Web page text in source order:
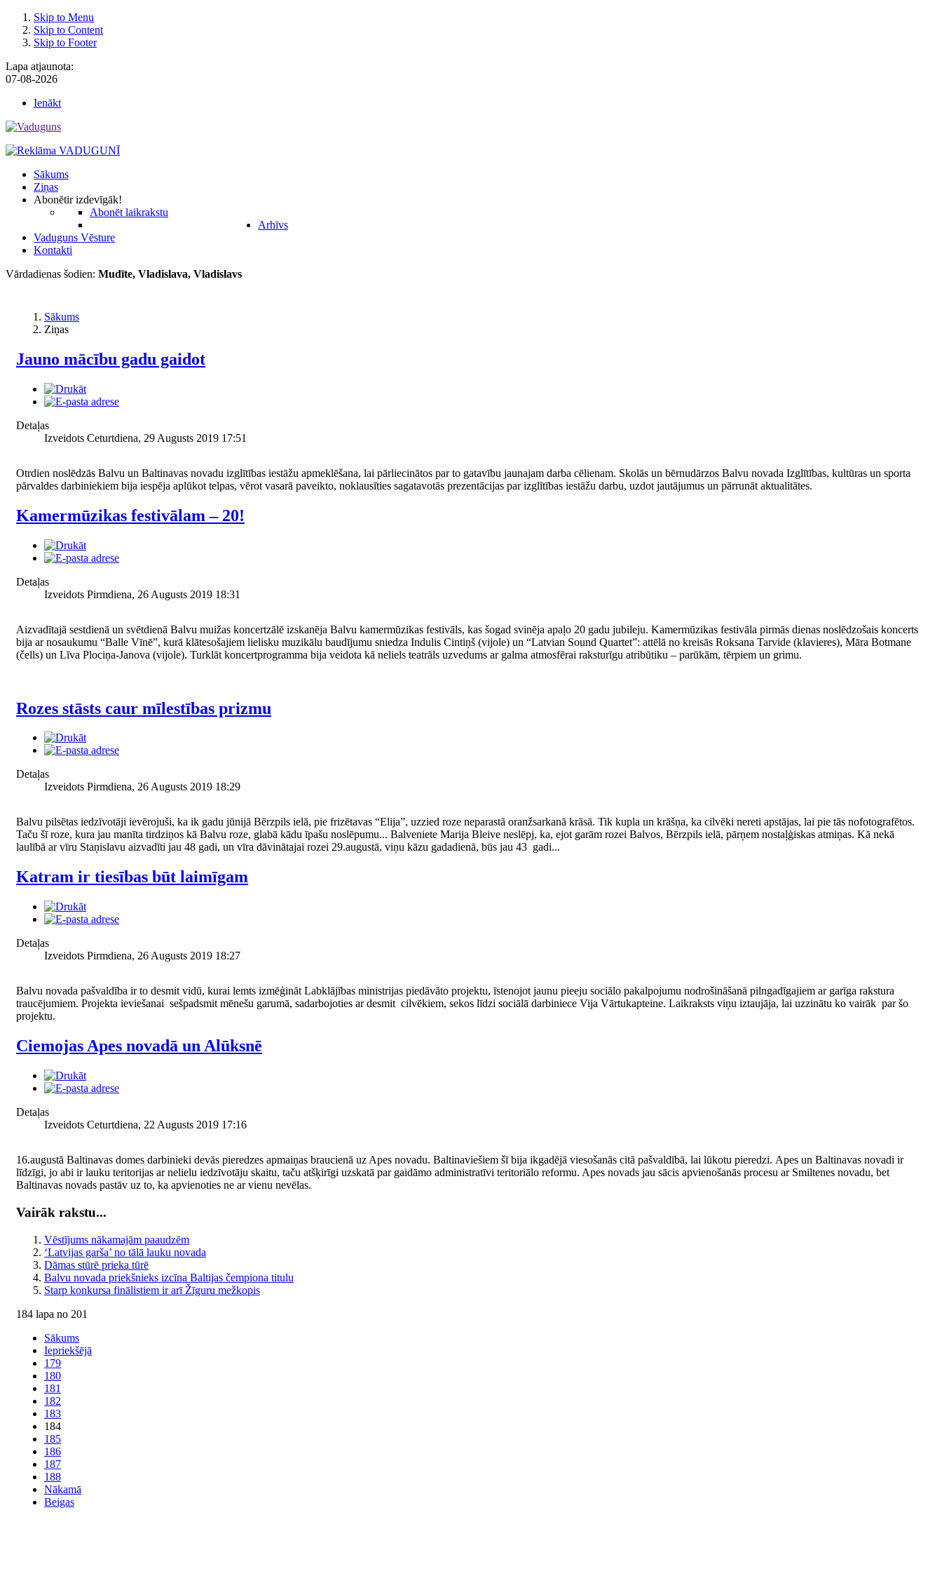
Skip to Menu
Skip to Content
Skip to Footer
Lapa atjaunota:
07-08-2026
Ienākt
Sākums
Ziņas
Abonētir izdevīgāk!
Abonēt laikrakstu
Arhīvs
Vaduguns Vēsture
Kontakti
Vārdadienas šodien: Mudīte, Vladislava, Vladislavs
Sākums
Ziņas
Jauno mācību gadu gaidot
Detaļas
Izveidots Ceturtdiena, 29 Augusts 2019 17:51
Otrdien noslēdzās Balvu un Baltinavas novadu izglītības iestāžu apmeklēšana, lai pārliecinātos par to gatavību jaunajam darba cēlienam. Skolās un bērnudārzos Balvu novada Izglītības, kultūras un sporta
pārvaldes darbiniekiem bija iespēja aplūkot telpas, vērot vasarā paveikto, noklausīties sagatavotās prezentācijas par izglītības iestāžu darbu, uzdot jautājumus un pārrunāt aktualitātes.
Kamermūzikas festivālam – 20!
Detaļas
Izveidots Pirmdiena, 26 Augusts 2019 18:31
Aizvadītajā sestdienā un svētdienā Balvu muižas koncertzālē izskanēja Balvu kamermūzikas festivāls, kas šogad svinēja apaļo 20 gadu jubileju. Kamermūzikas festivāla pirmās dienas noslēdzošais koncerts
bija ar nosaukumu “Balle Vīnē”, kurā klātesošajiem lielisku muzikālu baudījumu sniedza Indulis Cintiņš (vijole) un “Latvian Sound Quartet”: attēlā no kreisās Roksana Tarvide (klavieres), Māra Botmane
(čells) un Līva Plociņa-Janova (vijole). Turklāt koncertprogramma bija veidota kā neliels teatrāls uzvedums ar galma atmosfērai raksturīgu atribūtiku – parūkām, tērpiem un grimu.
Rozes stāsts caur mīlestības prizmu
Detaļas
Izveidots Pirmdiena, 26 Augusts 2019 18:29
Balvu pilsētas iedzīvotāji ievērojuši, ka ik gadu jūnijā Bērzpils ielā, pie frizētavas “Elija”, uzzied roze neparastā oranžsarkanā krāsā. Tik kupla un krāšņa, ka cilvēki nereti apstājas, lai pie tās nofotografētos.
Taču šī roze, kura jau manīta tirdziņos kā Balvu roze, glabā kādu īpašu noslēpumu... Balveniete Marija Bleive neslēpj, ka, ejot garām rozei Balvos, Bērzpils ielā, pārņem nostaļģiskas atmiņas. Kā nekā
laulībā ar vīru Staņislavu aizvadīti jau 48 gadi, un vīra dāvinātajai rozei 29.augustā, viņu kāzu gadadienā, būs jau 43 gadi...
Katram ir tiesības būt laimīgam
Detaļas
Izveidots Pirmdiena, 26 Augusts 2019 18:27
Balvu novada pašvaldība ir to desmit vidū, kurai lemts izmēģināt Labklājības ministrijas piedāvāto projektu, īstenojot jaunu pieeju sociālo pakalpojumu nodrošināšanā pilngadīgajiem ar garīga rakstura
traucējumiem. Projekta ieviešanai sešpadsmit mēnešu garumā, sadarbojoties ar desmit cilvēkiem, sekos līdzi sociālā darbiniece Vija Vārtukapteine. Laikraksts viņu iztaujāja, lai uzzinātu ko vairāk par šo
projektu.
Ciemojas Apes novadā un Alūksnē
Detaļas
Izveidots Ceturtdiena, 22 Augusts 2019 17:16
16.augustā Baltinavas domes darbinieki devās pieredzes apmaiņas braucienā uz Apes novadu. Baltinaviešiem šī bija ikgadējā viesošanās citā pašvaldībā, lai lūkotu pieredzi. Apes un Baltinavas novadi ir
līdzīgi, jo abi ir lauku teritorijas ar nelielu iedzīvotāju skaitu, taču atšķirīgi uzskatā par gaidāmo administratīvi teritoriālo reformu. Apes novads jau sācis apvienošanās procesu ar Smiltenes novadu, bet
Baltinavas novads pastāv uz to, ka apvienoties ne ar vienu nevēlas.
Vairāk rakstu...
Vēstījums nākamajām paaudzēm
‘Latvijas garša’ no tālā lauku novada
Dāmas stūrē prieka tūrē
Balvu novada priekšnieks izcīna Baltijas čempiona titulu
Starp konkursa finālistiem ir arī Žīguru mežkopis
184 lapa no 201
Sākums
Iepriekšējā
179
180
181
182
183
184
185
186
187
188
Nākamā
Beigas